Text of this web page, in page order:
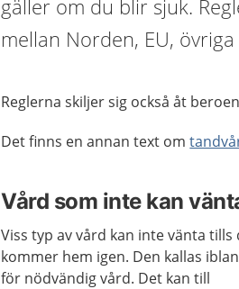
gäller om du blir sjuk.
mellan Norden, EU,
Reglerna skiljer sig också åt
Det finns en annan text om
Vård som inte kan
Viss typ av vård kan inte vänta tills
kommer hem igen. Den kallas
för nödvändig vård. Det kan till